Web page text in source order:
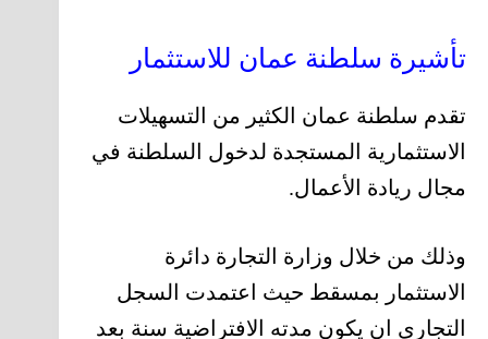
تأشيرة سلطنة عمان للاستثمار
تقدم سلطنة عمان الكثير من التسهيلات
الاستثمارية المستجدة لدخول السلطنة في
مجال ريادة الأعمال.
وذلك من خلال وزارة التجارة دائرة
الاستثمار بمسقط حيث اعتمدت السجل
التجاري ان يكون مدته الافتراضية سنة بعد